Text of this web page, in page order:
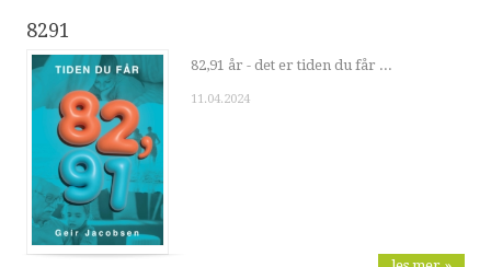
8291
82,91 år - det er tiden du får ...
11.04.2024